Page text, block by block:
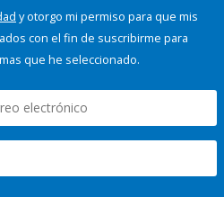
y otorgo mi permiso para que mis
con el fin de suscribirme para
que he seleccionado.